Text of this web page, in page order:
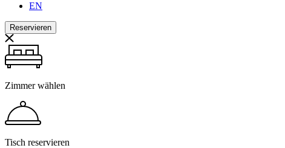
EN
Reservieren
Zimmer wählen
Tisch reservieren